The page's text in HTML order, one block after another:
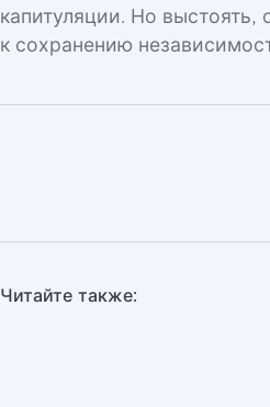
капитуляции. Но
к сохранению
Читайте также: